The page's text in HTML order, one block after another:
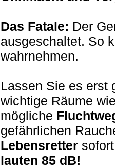
Das Fatale: Der
ausgeschaltet. So
wahrnehmen.
Lassen Sie es erst
wichtige Räume
mögliche
gefährlichen
Lebensretter
lauten 85 dB!